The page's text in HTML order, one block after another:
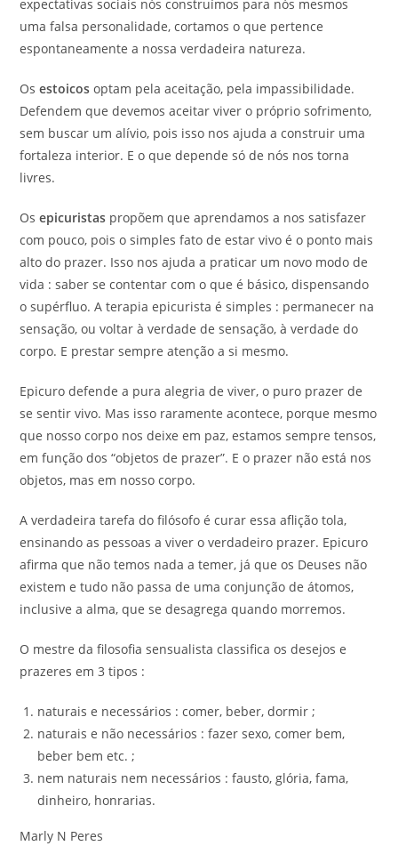
expectativas sociais nós construímos para nós mesmos
uma falsa personalidade, cortamos o que pertence
espontaneamente a nossa verdadeira natureza.
Osestoicos optam pela aceitação, pela impassibilidade.
Defendem que devemos aceitar viver o próprio sofrimento,
sem buscar um alívio, pois isso nos ajuda a construir uma
fortaleza interior. E o que depende só de nós nos torna
livres.
Osepicuristas propõem que aprendamos a nos satisfazer
com pouco, pois o simples fato de estar vivo é o ponto mais
alto do prazer. Isso nos ajuda a praticar um novo modo de
vida : saber se contentar com o que é básico, dispensando
o supérfluo. A terapia epicurista é simples : permanecer na
sensação, ou voltar à verdade de sensação, à verdade do
corpo. E prestar sempre atenção a si mesmo.
Epicuro defende a pura alegria de viver, o puro prazer de
se sentir vivo. Mas isso raramente acontece, porque mesmo
que nosso corpo nos deixe em paz, estamos sempre tensos,
em função dos “objetos de prazer”. E o prazer não está nos
objetos, mas em nosso corpo.
A verdadeira tarefa do filósofo é curar essa aflição tola,
ensinando as pessoas a viver o verdadeiro prazer. Epicuro
afirma que não temos nada a temer, já que os Deuses não
existem e tudo não passa de uma conjunção de átomos,
inclusive a alma, que se desagrega quando morremos.
O mestre da filosofia sensualista classifica os desejos e
prazeres em 3 tipos :
naturais e necessários : comer, beber, dormir ;
naturais e não necessários : fazer sexo, comer bem,
beber bem etc. ;
nem naturais nem necessários : fausto, glória, fama,
dinheiro, honrarias.
Marly N Peres